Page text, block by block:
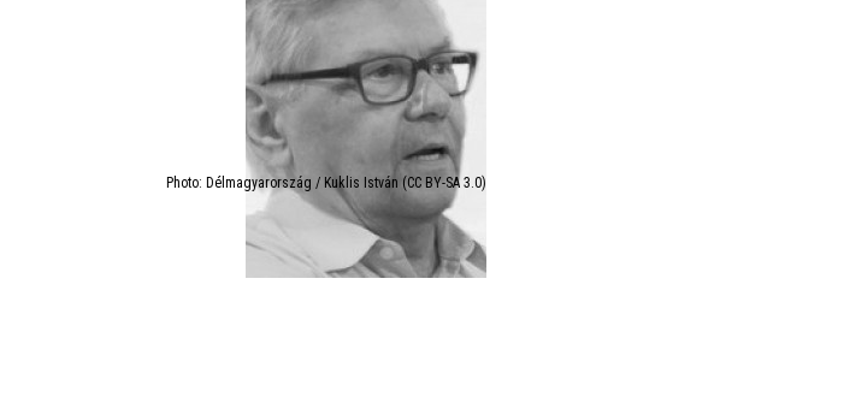
Photo: Délmagyarország / Kuklis István (CC BY-SA 3.0)